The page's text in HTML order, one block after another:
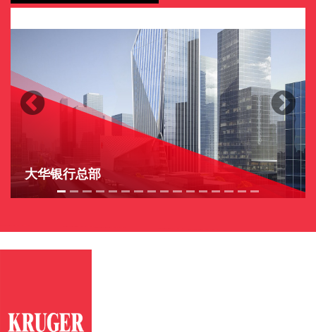
大华银行总部
Previous Next